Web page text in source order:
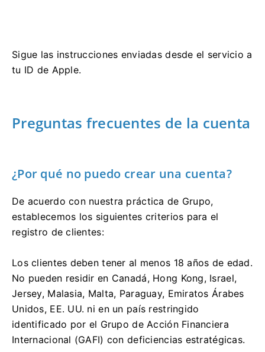
Sigue las instrucciones enviadas desde el servicio a
tu ID de Apple.
Preguntas frecuentes de la cuenta
¿Por qué no puedo crear una cuenta?
De acuerdo con nuestra práctica de Grupo,
establecemos los siguientes criterios para el
registro de clientes:
Los clientes deben tener al menos 18 años de edad.
No pueden residir en Canadá, Hong Kong, Israel,
Jersey, Malasia, Malta, Paraguay, Emiratos Árabes
Unidos, EE. UU. ni en un país restringido
identificado por el Grupo de Acción Financiera
Internacional (GAFI) con deficiencias estratégicas.